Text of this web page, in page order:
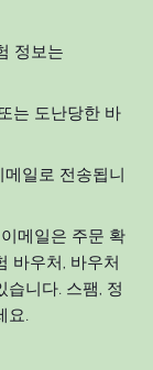
정보는
는 도난당한 바
일로 전송됩니
메일은 주문 확
바우처, 바우처
습니다. 스팸, 정
요.